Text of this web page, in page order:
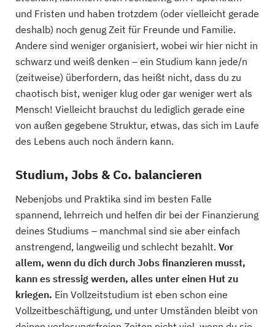
und Fristen und haben trotzdem (oder vielleicht gerade
deshalb) noch genug Zeit für Freunde und Familie.
Andere sind weniger organisiert, wobei wir hier nicht in
schwarz und weiß denken – ein Studium kann jede/n
(zeitweise) überfordern, das heißt nicht, dass du zu
chaotisch bist, weniger klug oder gar weniger wert als
Mensch! Vielleicht brauchst du lediglich gerade eine
von außen gegebene Struktur, etwas, das sich im Laufe
des Lebens auch noch ändern kann.
Studium, Jobs & Co. balancieren
Nebenjobs und Praktika sind im besten Falle
spannend, lehrreich und helfen dir bei der Finanzierung
deines Studiums – manchmal sind sie aber einfach
anstrengend, langweilig und schlecht bezahlt. Vor
allem, wenn du dich durch Jobs finanzieren musst,
kann es stressig werden, alles unter einen Hut zu
kriegen. Ein Vollzeitstudium ist eben schon eine
Vollzeitbeschäftigung, und unter Umständen bleibt von